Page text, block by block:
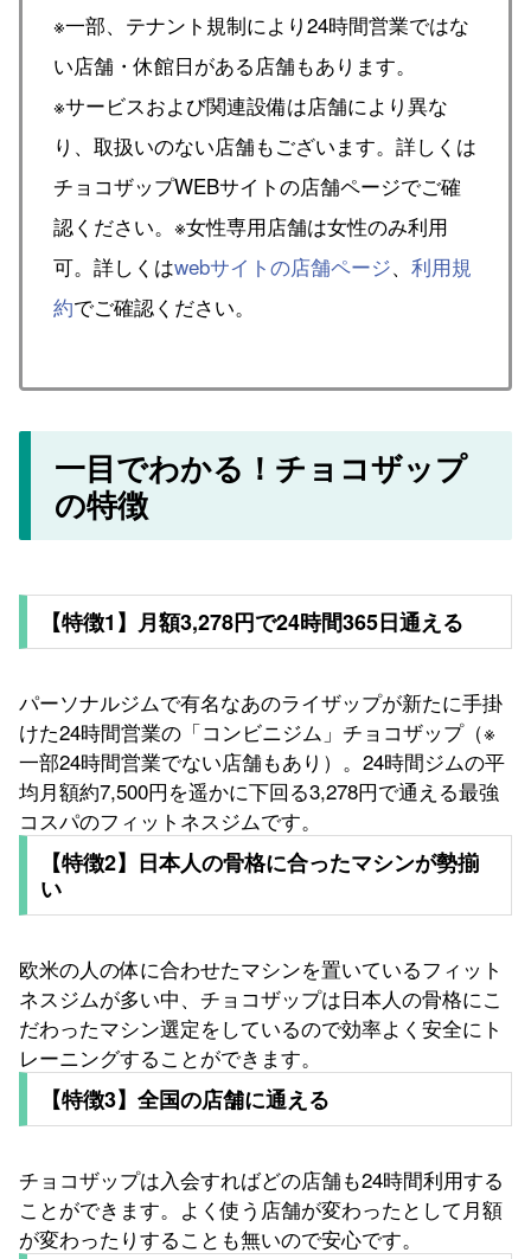
※一部、テナント規制により24時間営業ではな
い店舗・休館日がある店舗もあります。
※サービスおよび関連設備は店舗により異な
り、取扱いのない店舗もございます。詳しくは
チョコザップWEBサイトの店舗ページでご確
認ください。※女性専用店舗は女性のみ利用
可。詳しくはwebサイトの店舗ページ、 利用規
約でご確認ください。
一目でわかる！チョコザップ
の特徴
【特徴1】月額3,278円で24時間365日通える
パーソナルジムで有名なあのライザップが新たに手掛
けた24時間営業の「コンビニジム」チョコザップ（※
一部24時間営業でない店舗もあり）。24時間ジムの平
均月額約7,500円を遥かに下回る3,278円で通える最強
コスパのフィットネスジムです。
【特徴2】日本人の骨格に合ったマシンが勢揃
い
欧米の人の体に合わせたマシンを置いているフィット
ネスジムが多い中、チョコザップは日本人の骨格にこ
だわったマシン選定をしているので効率よく安全にト
レーニングすることができます。
【特徴3】全国の店舗に通える
チョコザップは入会すればどの店舗も24時間利用する
ことができます。よく使う店舗が変わったとして月額
が変わったりすることも無いので安心です。